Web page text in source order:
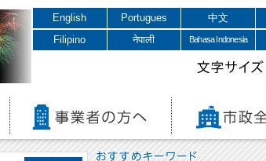
English Portugues 中文
Filipino
नेपाली Bahasa Indonesia
文字サイズ
おすすめキーワード